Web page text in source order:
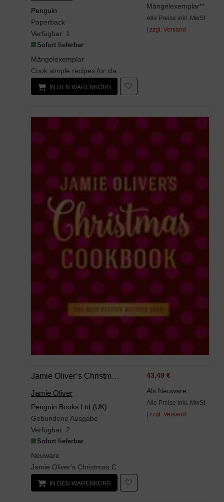
Penguin
Paperback
Verfügbar: 1
Sofort lieferbar
Mängelexemplar
Mängelexemplar**
Alle Preise inkl. MwSt
| zzgl. Versand
IN DEN WARENKORB
Jamie Oliver
Penguin Books Ltd (UK)
Gebundene Ausgabe
Verfügbar: 2
Sofort lieferbar
Neuware
43,49 €
Als Neuware
Alle Preise inkl. MwSt
| zzgl. Versand
IN DEN WARENKORB